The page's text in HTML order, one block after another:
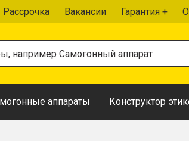
Рассрочка Вакансии Гарантия +
аппараты Конструктор